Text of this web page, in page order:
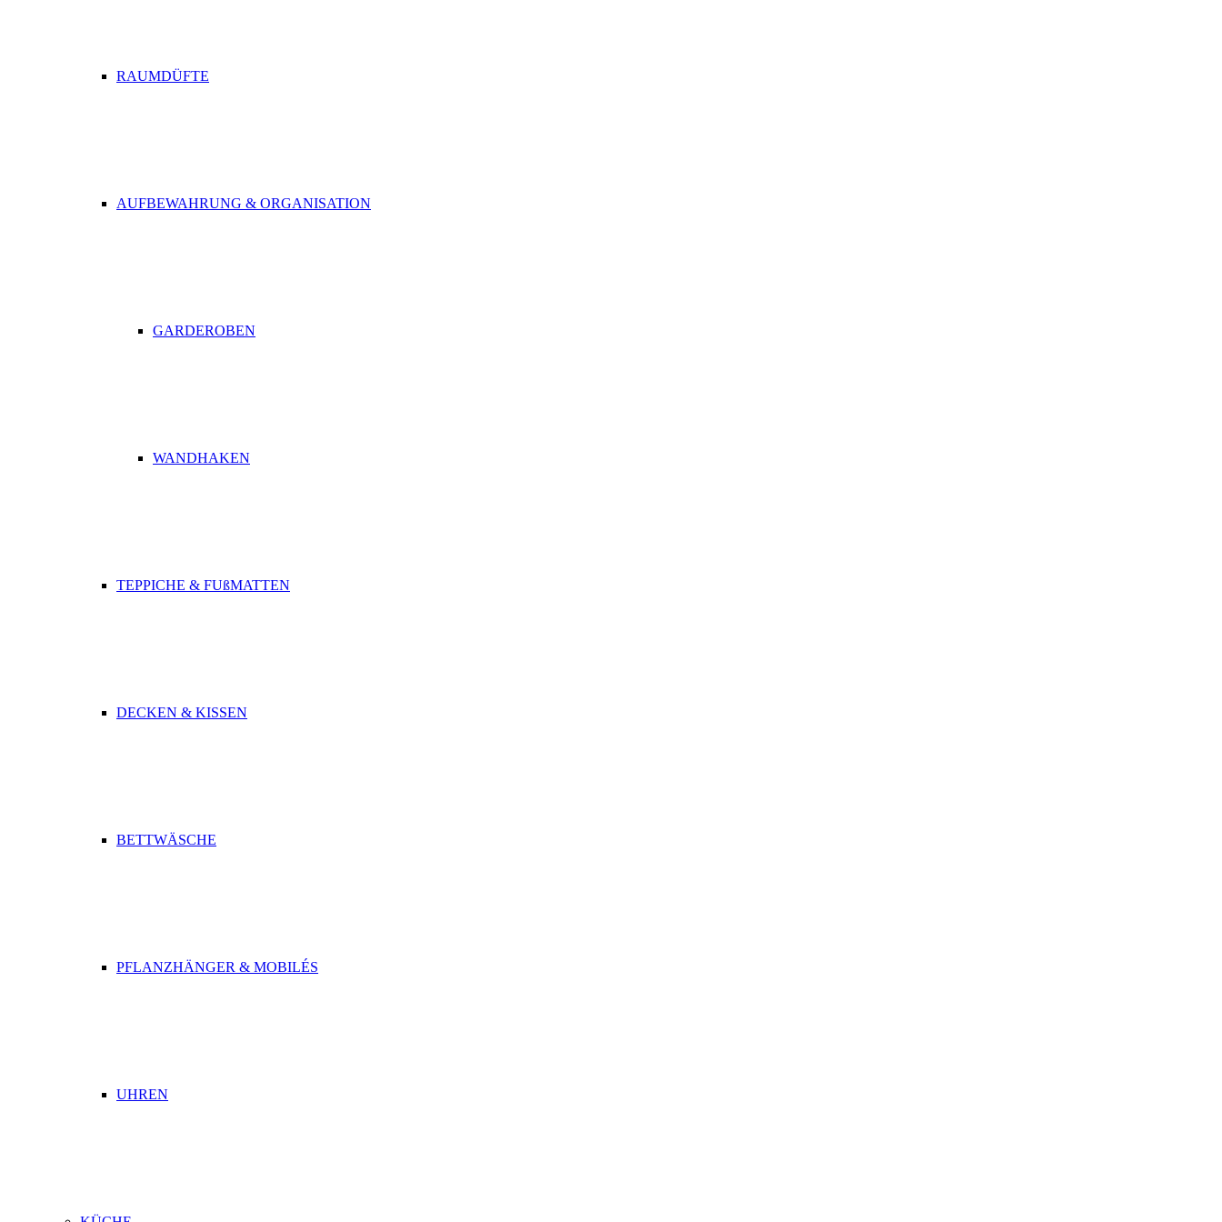
RAUMDÜFTE
AUFBEWAHRUNG & ORGANISATION
GARDEROBEN
WANDHAKEN
TEPPICHE & FUßMATTEN
DECKEN & KISSEN
BETTWÄSCHE
PFLANZHÄNGER & MOBILÉS
UHREN